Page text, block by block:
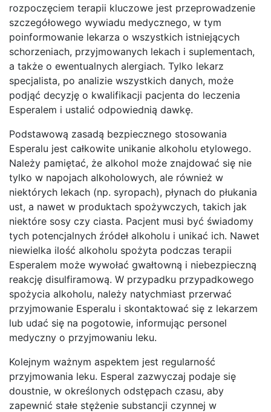
rozpoczęciem terapii kluczowe jest przeprowadzenie
szczegółowego wywiadu medycznego, w tym
poinformowanie lekarza o wszystkich istniejących
schorzeniach, przyjmowanych lekach i suplementach,
a także o ewentualnych alergiach. Tylko lekarz
specjalista, po analizie wszystkich danych, może
podjąć decyzję o kwalifikacji pacjenta do leczenia
Esperalem i ustalić odpowiednią dawkę.
Podstawową zasadą bezpiecznego stosowania
Esperalu jest całkowite unikanie alkoholu etylowego.
Należy pamiętać, że alkohol może znajdować się nie
tylko w napojach alkoholowych, ale również w
niektórych lekach (np. syropach), płynach do płukania
ust, a nawet w produktach spożywczych, takich jak
niektóre sosy czy ciasta. Pacjent musi być świadomy
tych potencjalnych źródeł alkoholu i unikać ich. Nawet
niewielka ilość alkoholu spożyta podczas terapii
Esperalem może wywołać gwałtowną i niebezpieczną
reakcję disulfiramową. W przypadku przypadkowego
spożycia alkoholu, należy natychmiast przerwać
przyjmowanie Esperalu i skontaktować się z lekarzem
lub udać się na pogotowie, informując personel
medyczny o przyjmowaniu leku.
Kolejnym ważnym aspektem jest regularność
przyjmowania leku. Esperal zazwyczaj podaje się
doustnie, w określonych odstępach czasu, aby
zapewnić stałe stężenie substancji czynnej w